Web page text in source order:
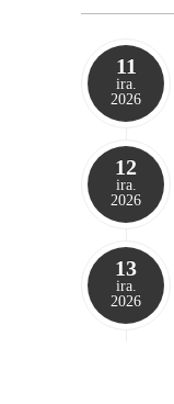
11
ira.
2026
12
ira.
2026
13
ira.
2026